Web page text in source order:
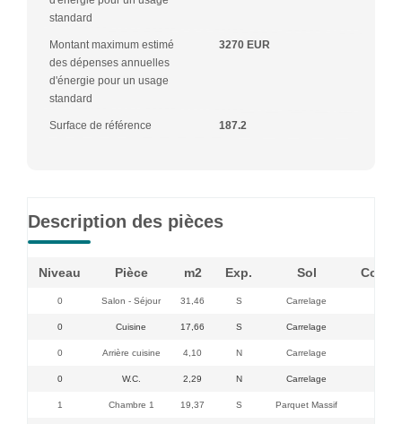
standard
Montant maximum estimé
des dépenses annuelles
d'énergie pour un usage
standard
3270 EUR
Surface de référence 187.2
Description des pièces
Niveau Pièce m2 Exp. Sol
0 Salon - Séjour 31,46 S Carrelage
0 Cuisine 17,66 S Carrelage
0 Arrière cuisine 4,10 N Carrelage
0 W.C. 2,29 N Carrelage
1 Chambre 1 19,37 S Parquet Massif